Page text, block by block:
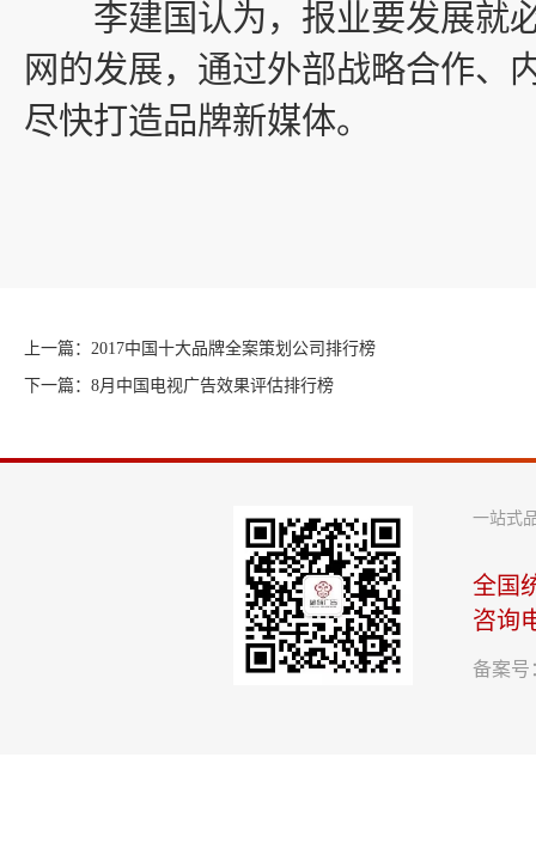
李建国认为，报业要发展就
网的发展，通过外部战略合作、
尽快打造品牌新媒体。
上一篇：2017中国十大品牌全案策划公司排行榜
下一篇：8月中国电视广告效果评估排行榜
一站式
全国
咨询
备案号